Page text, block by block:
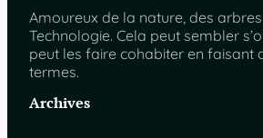
Amoureux de la nature, des
Technologie. Cela peut sembler
peut les faire cohabiter en faisant
termes.
Archives